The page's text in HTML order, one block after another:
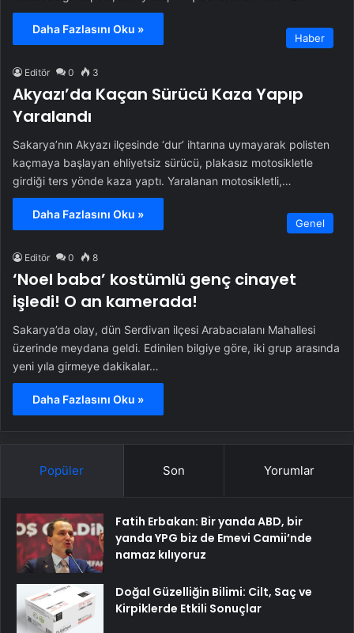
Daha Fazlasını Oku »
Haber
Editör 0 3
Akyazı’da Kaçan Sürücü Kaza Yapıp
Yaralandı
Sakarya’nın Akyazı ilçesinde ‘dur’ ihtarına uymayarak polisten
kaçmaya başlayan ehliyetsiz sürücü, plakasız motosikletle
girdiği ters yönde kaza yaptı. Yaralanan motosikletli,…
Daha Fazlasını Oku »
Genel
Editör 0 8
‘Noel baba’ kostümlü genç cinayet
işledi! O an kamerada!
Sakarya’da olay, dün Serdivan ilçesi Arabacıalanı Mahallesi
üzerinde meydana geldi. Edinilen bilgiye göre, iki grup arasında
yeni yıla girmeye dakikalar…
Daha Fazlasını Oku »
Popüler Son Yorumlar
Fatih Erbakan: Bir yanda ABD, bir
yanda YPG biz de Emevi Camii’nde
namaz kılıyoruz
Doğal Güzelliğin Bilimi: Cilt, Saç ve
Kirpiklerde Etkili Sonuçlar